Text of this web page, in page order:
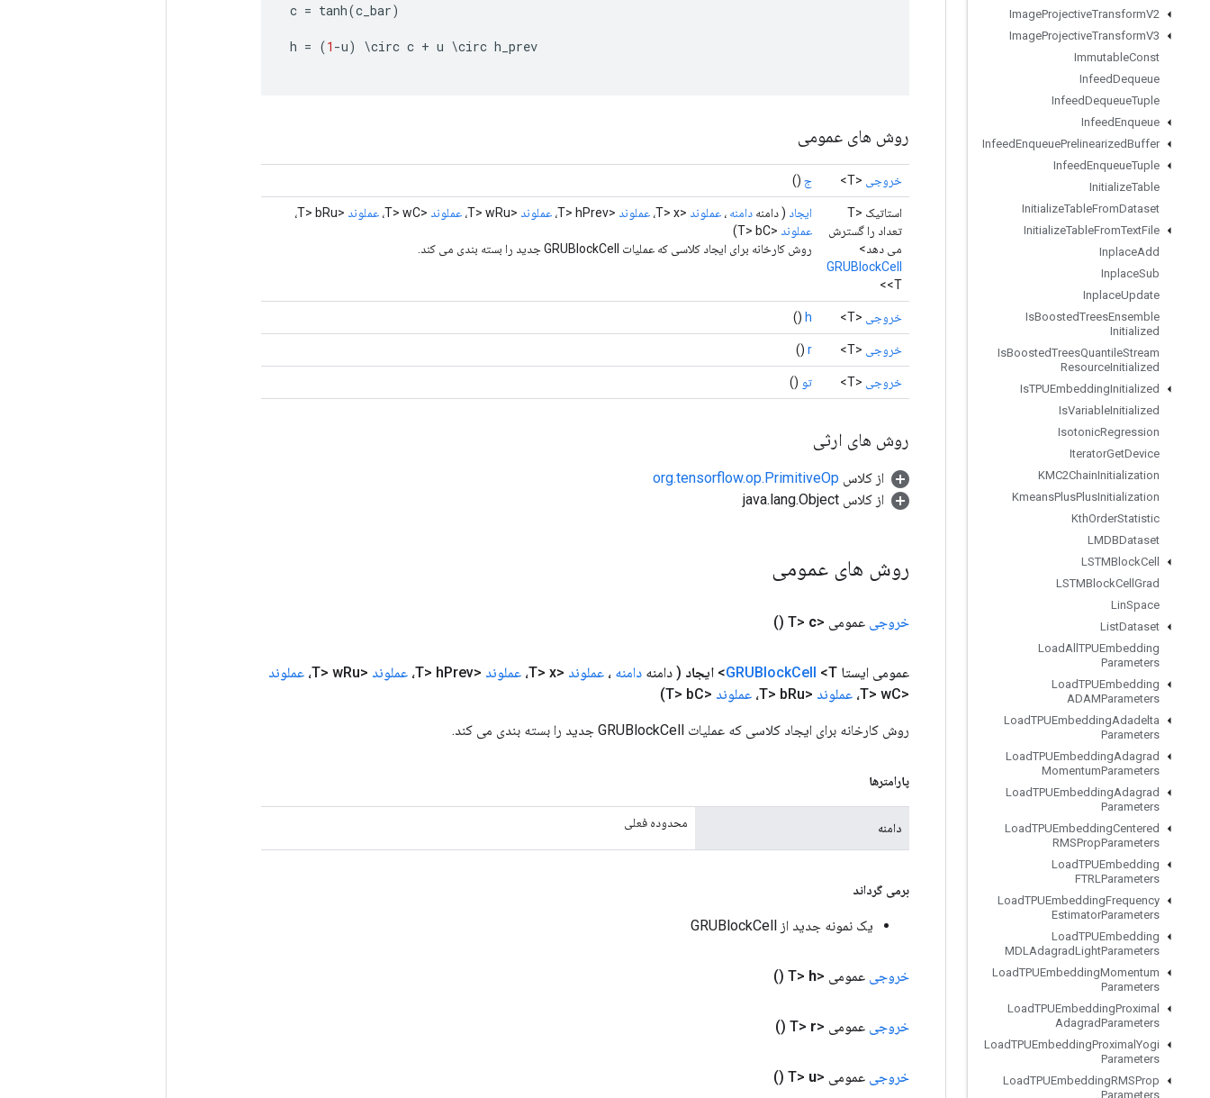
ImageProjectiveTransformV2
ImageProjectiveTransformV3
ImmutableConst
InfeedDequeue
InfeedDequeueTuple
InfeedEnqueue
InfeedEnqueuePrelinearizedBuffer
InfeedEnqueueTuple
InitializeTable
InitializeTableFromDataset
InitializeTableFromTextFile
InplaceAdd
InplaceSub
InplaceUpdate
IsBoostedTreesEnsemble
Initialized
IsBoostedTreesQuantileStream
ResourceInitialized
IsTPUEmbeddingInitialized
IsVariableInitialized
IsotonicRegression
IteratorGetDevice
KMC2ChainInitialization
KmeansPlusPlusInitialization
KthOrderStatistic
LMDBDataset
LSTMBlockCell
LSTMBlockCell Grad
LinSpace
ListDataset
LoadAll TPUEmbedding
Parameters
LoadTPUEmbedding
ADAMParameters
LoadTPUEmbeddingAdadelta
Parameters
LoadTPUEmbeddingAdagrad
MomentumParameters
LoadTPUEmbeddingAdagrad
Parameters
LoadTPUEmbeddingCentered
RMSPropParameters
LoadTPUEmbedding
FTRLParameters
LoadTPUEmbeddingFrequency
EstimatorParameters
LoadTPUEmbedding
MDLAdagradLightParameters
LoadTPUEmbeddingMomentum
Parameters
LoadTPUEmbeddingProximal
AdagradParameters
LoadTPUEmbeddingProximal Yogi
Parameters
LoadTPUEmbeddingRMSProp
Parameters
c = tanh(c_bar)
h = (1 -u) \circ c + u \circ h_prev
روش های عمومی
خروجی <T> ج ()
استاتیک <T
تعداد را گسترش
می دهد>
GRUBlockCell
<T>
ایجاد ( دامنه دامنه ، عملوند <T> x، عملوند <T> hPrev، عملوند <T> wRu، عملوند <T> wC، عملوند <T> bRu،
عملوند <T> bC)
روش کارخانه برای ایجاد کلاسی که عملیات GRUBlockCell جدید را بسته بندی می کند.
خروجی <T>
h
()
خروجی <T>
r
()
خروجی <T> تو ()
روش های ارثی
از کلاس org.tensorflow.op.PrimitiveOp
از کلاس java.lang.Object
روش های عمومی
خروجی عمومی <T>c
()
عمومی ایستا GRUBlockCell <T> ایجاد ( دامنه دامنه ، عملوند <T> x، عملوند <T> hPrev، عملوند <T> wRu،
عملوند
<T> wC، عملوند <T> bRu، عملوند <T> b
C)
روش کارخانه برای ایجاد کلاسی که عملیات GRUBlockCell جدید را بسته بندی می کند.
پارامترها
دامنه محدوده فعلی
برمی گرداند
یک نمونه جدید از GRUBlockCell
خروجی عمومی <T>h
()
خروجی عمومی <T>r
()
خروجی عمومی <T>u
()